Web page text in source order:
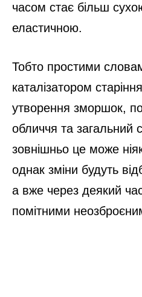
часом стає більш
еластичною.
Тобто простими
каталізатором
утворення зморшок,
обличчя та загальний
зовнішньо це може
однак зміни будуть
а вже через деякий
помітними